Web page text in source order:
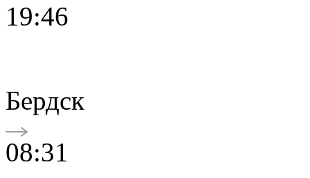
19:46
Бердск
08:31